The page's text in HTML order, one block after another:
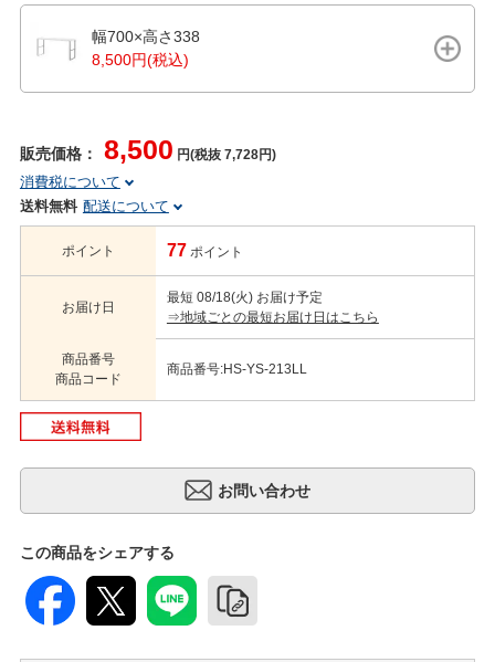
幅700×高さ338
8,500円(税込)
販売価格： 8,500 円(税抜 7,728円)
消費税について
送料無料 配送について
ポイント 77 ポイント
お届け日
最短 08/18(火) お届け予定
⇒地域ごとの最短お届け日はこちら
商品番号
商品コード
商品番号:HS-YS-213LL
この商品をシェアする